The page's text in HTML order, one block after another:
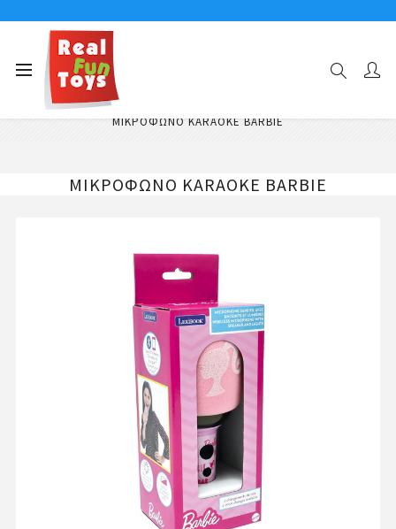
Αρχική σελίδα
Μουσικά Παιχνίδια Μικρόφωνα - Καραόκε
ΜΙΚΡΟΦΩΝΟ KARAOKE BARBIE
ΜΙΚΡΟΦΩΝΟ KARAOKE BARBIE